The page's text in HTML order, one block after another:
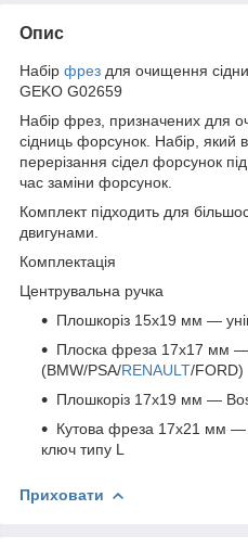
Опис
Набір фрез для очищення
GEKO G02659
Набір фрез, призначених для
сідниць форсунок. Набір, який
перерізання сідел форсунок під
час заміни форсунок.
Комплект підходить для
двигунами.
Комплектація
Центрувальна ручка
Плошкоріз 15х19 мм —
Плоска фреза 17x17 мм
(BMW/PSA/RENAULT/FORD)
Плошкоріз 17х19 мм —
Кутова фреза 17x21 мм —
ключ типу L
Приховати